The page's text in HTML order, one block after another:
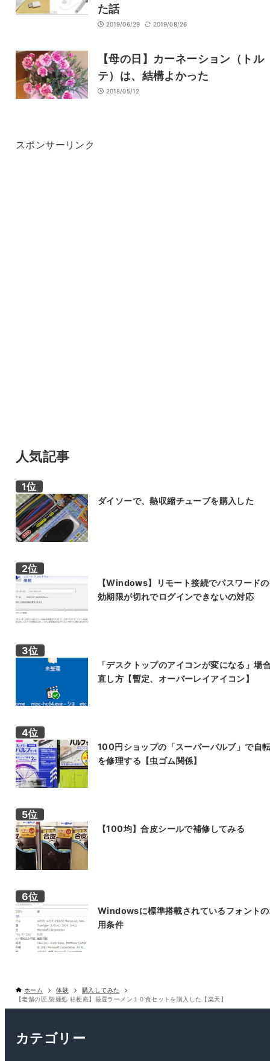
た話
2019/06/29 2019/08/26
【母の日】カーネーション（トル
テ）は、結構よかった
2018/05/12
スポンサーリンク
人気記事
ダイソーで、熱収縮チューブを購入した
【Windows】リモート接続でパスワード
効期限が切れでログインできないの対応
「デスクトップのアイコンが変になる」場
直し方【暫定、オーバーレイアイコン】
100円ショップの「スーパーバルブ」で自
を修理する【虫ゴム関係】
【100均】合皮シールで補修してみる
Windowsに標準搭載されているフォント
用条件
ホーム 体験
購入してみた
【老舗の匠 製麺処 桔梗庵】厳選ラーメン１０食セットを購入した【楽天】
カテゴリー